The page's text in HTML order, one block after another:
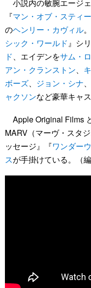
小説内の敏腕エージ
『マン・オブ・スティ
のヘンリー・カヴィル
シック・ワールド』シ
ド、エイデンをサム・
アン・クランストン、
ボーズ、 ジョン・シナ、
ャクソンなど豪華キャ
Apple Original Films
MARV（マーヴ・スタ
ッセージ』『ワンダー
スが手掛けている。（